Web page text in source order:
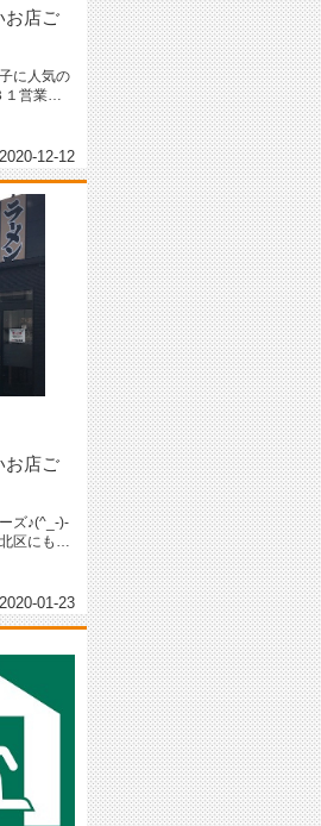
お店ご
に人気の
１営業時
2020-12-12
お店ご
ズ♪(^_-)-
区にも！
2020-01-23